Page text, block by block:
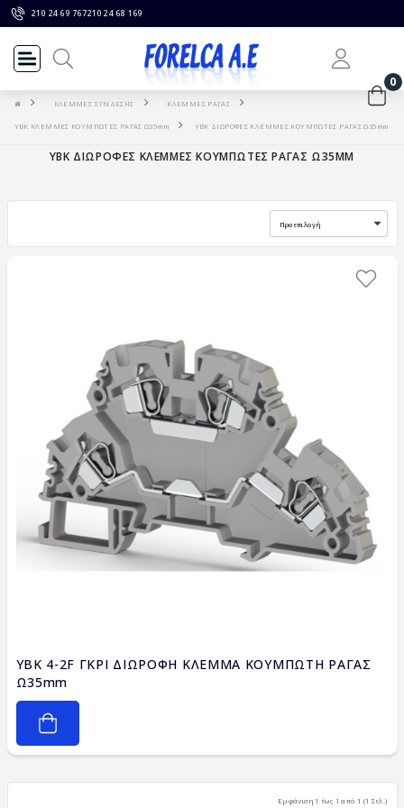
210 24 69 767210 24 68 169
0
ΚΛΕΜΜΕΣ ΣΥΝΔΕΣΗΣ ΚΛΕΜΜΕΣ ΡΑΓΑΣ
YBK ΚΛΕΜΜΕΣ ΚΟΥΜΠΩΤΕΣ ΡΑΓΑΣ Ω35mm YBK ΔΙΩΡΟΦΕΣ ΚΛΕΜΜΕΣ ΚΟΥΜΠΩΤΕΣ ΡΑΓΑΣ Ω35mm
YBK ΔΙΩΡΟΦΕΣ ΚΛΕΜΜΕΣ ΚΟΥΜΠΩΤΕΣ ΡΑΓΑΣ Ω35MM
YBK 4-2F ΓΚΡΙ ΔΙΩΡΟΦΗ ΚΛΕΜΜΑ ΚΟΥΜΠΩΤΗ ΡΑΓΑΣ
Ω35mm
Εμφάνιση 1 έως 1 από 1 (1 Σελ.)